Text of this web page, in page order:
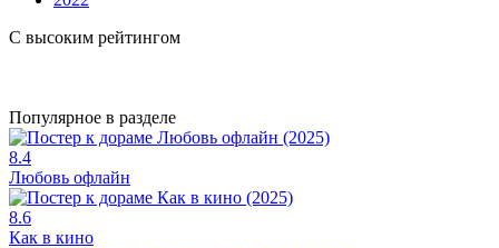
С высоким рейтингом
Популярное в разделе
8.4
Любовь офлайн
8.6
Как в кино